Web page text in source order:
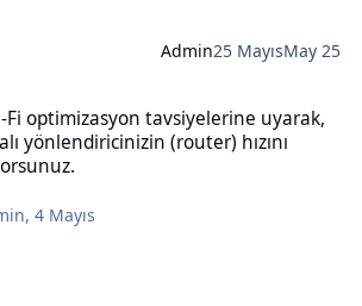
Admin25 MayısMay 25
Fi optimizasyon tavsiyelerine uyarak,
yönlendiricinizin (router) hızını
,4 Mayıs